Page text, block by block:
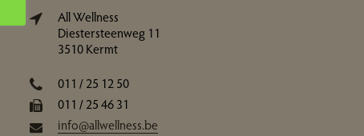
All Wellness
Diestersteenweg 11
3510 Kermt
011 / 25 12 50
011 / 25 46 31
info@allwellness.be